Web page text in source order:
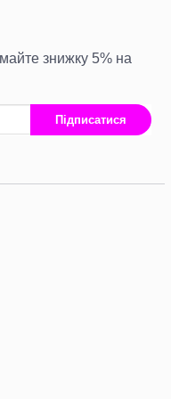
знижку 5% на
Підписатися